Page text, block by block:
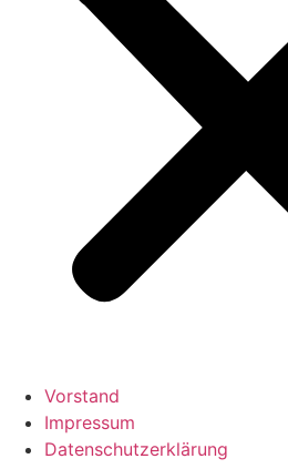
Vorstand
Impressum
Datenschutzerklärung